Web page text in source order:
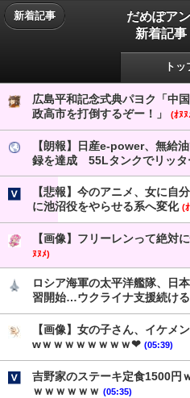
新着記事
だめぽア
新着記事
トッ
広島平和記念式典パヨク「中
政高市を打倒するぞー！」
(ｵﾇﾇ
【朗報】日産e-power、無給
録を達成 55Lタンクでリッタ
【悲報】今のアニメ、女に自
に池沼役をやらせる系へ変化 (
【画像】フリーレンって絶対
ﾇﾇﾒ)
ロシア海軍の太平洋艦隊、日
習開始…ウクライナ支援続ける
【画像】女の子さん、イケメ
wｗｗｗｗｗｗｗｗ❤ (05:39)
吉野家のステーキ定食1500円
ｗｗｗｗｗｗ (05:35)